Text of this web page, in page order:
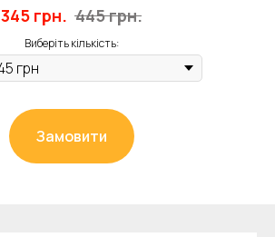
345 грн. 445грн.
Виберіть кількість:
Замовити